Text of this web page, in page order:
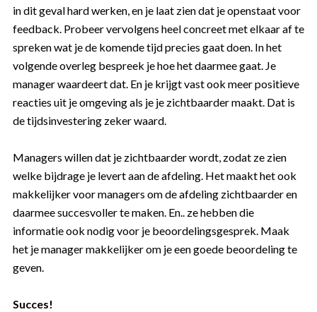
in dit geval hard werken, en je laat zien dat je openstaat voor
feedback. Probeer vervolgens heel concreet met elkaar af te
spreken wat je de komende tijd precies gaat doen. In het
volgende overleg bespreek je hoe het daarmee gaat. Je
manager waardeert dat. En je krijgt vast ook meer positieve
reacties uit je omgeving als je je zichtbaarder maakt. Dat is
de tijdsinvestering zeker waard.
Managers willen dat je zichtbaarder wordt, zodat ze zien
welke bijdrage je levert aan de afdeling. Het maakt het ook
makkelijker voor managers om de afdeling zichtbaarder en
daarmee succesvoller te maken. En.. ze hebben die
informatie ook nodig voor je beoordelingsgesprek. Maak
het je manager makkelijker om je een goede beoordeling te
geven.
Succes!